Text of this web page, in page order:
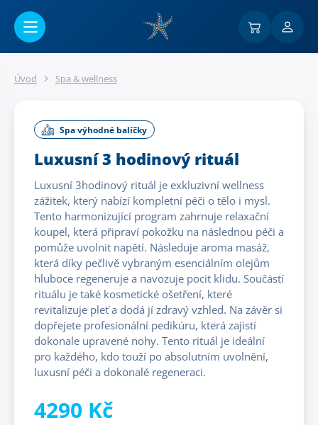
Úvod Spa & wellness
Spa výhodné balíčky
Luxusní 3 hodinový rituál
Luxusní 3hodinový rituál je exkluzivní wellness
zážitek, který nabízí kompletní péči o tělo i mysl.
Tento harmonizující program zahrnuje relaxační
koupel, která připraví pokožku na následnou péči a
pomůže uvolnit napětí. Následuje aroma masáž,
která díky pečlivě vybraným esenciálním olejům
hluboce regeneruje a navozuje pocit klidu. Součástí
rituálu je také kosmetické ošetření, které
revitalizuje pleť a dodá jí zdravý vzhled. Na závěr si
dopřejete profesionální pedikúru, která zajistí
dokonale upravené nohy. Tento rituál je ideální
pro každého, kdo touží po absolutním uvolnění,
luxusní péči a dokonalé regeneraci.
4290 Kč